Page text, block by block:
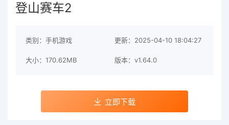
登山赛车2
类别：手机游戏 更新：2025-04-10 18:04:27
大小：170.62MB 版本：v1.64.0
立即下载